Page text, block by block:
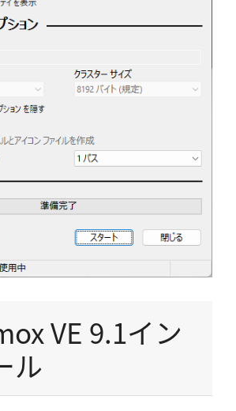
VE 9.1イン
ル